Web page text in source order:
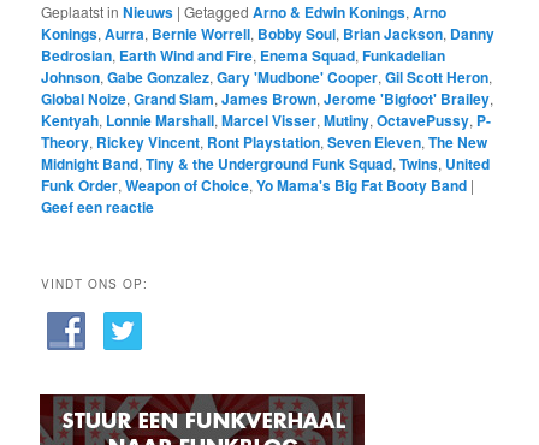
Geplaatst in Nieuws |Getagged Arno & Edwin Konings,Arno
Konings,Aurra, Bernie Worrell, Bobby Soul, Brian Jackson, Danny
Bedrosian, Earth Wind and Fire, Enema Squad,Funkadelian
Johnson,Gabe Gonzalez,Gary 'Mudbone' Cooper,Gil Scott Heron,
Global Noize,Grand Slam,James Brown,Jerome 'Bigfoot' Brailey,
Kentyah, Lonnie Marshall,Marcel Visser,Mutiny,OctavePussy, P-
Theory, Rickey Vincent, Ront Playstation,Seven Eleven,The New
Midnight Band,Tiny & the Underground Funk Squad,Twins, United
Funk Order,Weapon of Choice,Yo Mama's Big Fat Booty Band |
Geef een reactie
VINDT ONS OP: